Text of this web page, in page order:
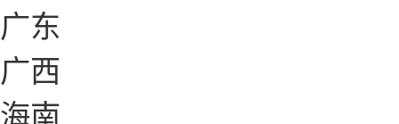
广东
广西
海南